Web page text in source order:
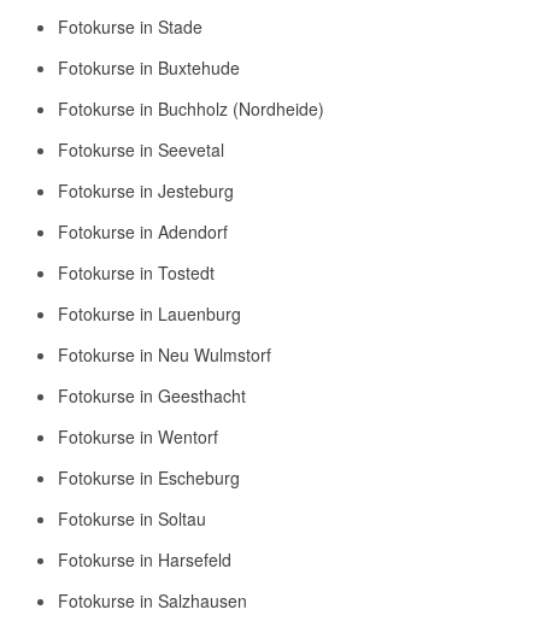
Fotokurse in Stade
Fotokurse in Buxtehude
Fotokurse in Buchholz (Nordheide)
Fotokurse in Seevetal
Fotokurse in Jesteburg
Fotokurse in Adendorf
Fotokurse in Tostedt
Fotokurse in Lauenburg
Fotokurse in Neu Wulmstorf
Fotokurse in Geesthacht
Fotokurse in Wentorf
Fotokurse in Escheburg
Fotokurse in Soltau
Fotokurse in Harsefeld
Fotokurse in Salzhausen